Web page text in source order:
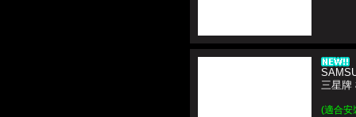
三星牌
(適合安